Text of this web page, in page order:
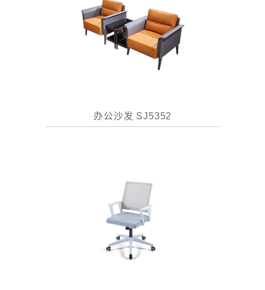
办公沙发 SJ5352